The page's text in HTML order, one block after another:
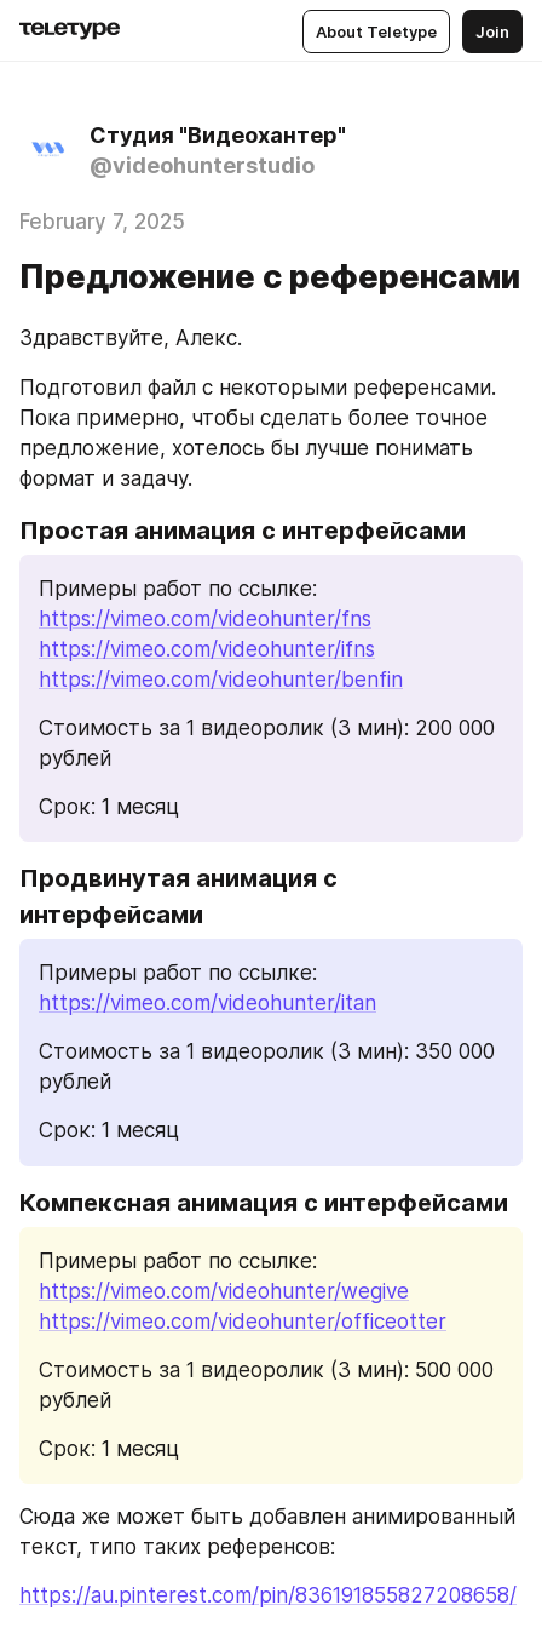
About Teletype Join
Студия "Видеохантер"
@videohunterstudio
February 7, 2025
Предложение с референсами
Здравствуйте, Алекс.
Подготовил файл с некоторыми референсами.
Пока примерно, чтобы сделать более точное
предложение, хотелось бы лучше понимать
формат и задачу.
Простая анимация с интерфейсами
Примеры работ по ссылке:
https://vimeo.com/videohunter/fns
https://vimeo.com/videohunter/ifns
https://vimeo.com/videohunter/benfin
Стоимость за 1 видеоролик (3 мин): 200 000
рублей
Срок: 1 месяц
Продвинутая анимация с
интерфейсами
Примеры работ по ссылке:
https://vimeo.com/videohunter/itan
Стоимость за 1 видеоролик (3 мин): 350 000
рублей
Срок: 1 месяц
Компексная анимация с интерфейсами
Примеры работ по ссылке:
https://vimeo.com/videohunter/wegive
https://vimeo.com/videohunter/officeotter
Стоимость за 1 видеоролик (3 мин): 500 000
рублей
Срок: 1 месяц
Сюда же может быть добавлен анимированный
текст, типо таких референсов:
https://au.pinterest.com/pin/836191855827208658/